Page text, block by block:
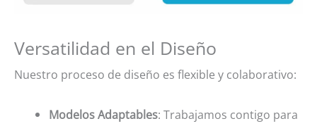
Versatilidad en el Diseño
Nuestro proceso de diseño es flexible y colaborativo:
Modelos Adaptables: Trabajamos contigo para